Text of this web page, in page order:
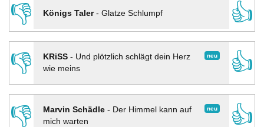
👎
Königs Taler- Glatze Schlumpf
👍
👎
neu
KRiSS- Und plötzlich schlägt dein Herz
wie meins
👍
👎 neu
Marvin Schädle- Der Himmel kann auf
mich warten
👍